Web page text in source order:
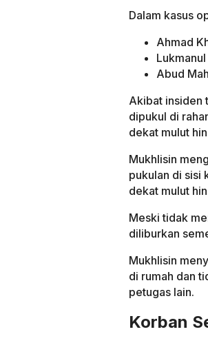
Dalam kasus
Ahmad
Abud
Akibat insiden
dipukul di
dekat mulut
Mukhlisin
pukulan di sisi
dekat mulut
Meski tidak
diliburkan
Mukhlisin
di rumah dan
petugas lain.
Korban